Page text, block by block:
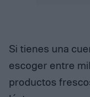
Si tienes una
escoger entre
productos